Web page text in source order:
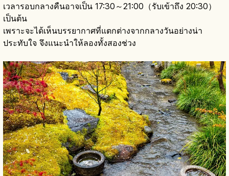
เวลารอบกลางคืนอาจเป็น 17:30～21:00（รับเข้าถึง 20:30）
เป็นต้น
เพราะจะได้เห็นบรรยากาศที่แตกต่างจากกลางวันอย่างน่า
ประทับใจ จึงแนะนำให้ลองทั้งสองช่วง